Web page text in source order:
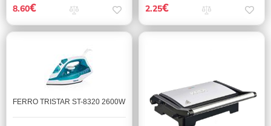
8.60€ 2.25€
FERRO TRISTAR ST-8320 2600W